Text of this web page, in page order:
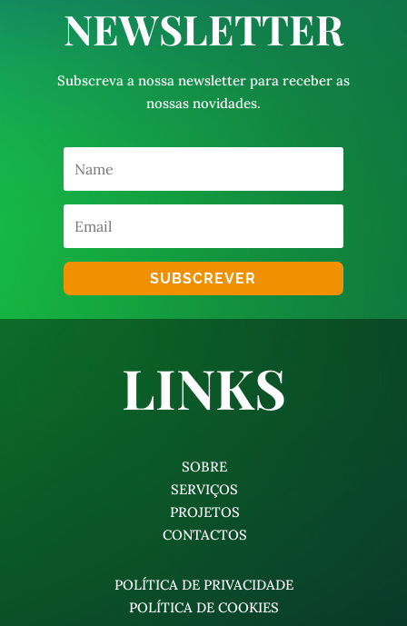
NEWSLETTER
Subscreva a nossa newsletter para receber as
nossas novidades.
SUBSCREVER
LINKS
SOBRE
SERVIÇOS
PROJETOS
CONTACTOS
POLÍTICA DE PRIVACIDADE
POLÍTICA DE COOKIES